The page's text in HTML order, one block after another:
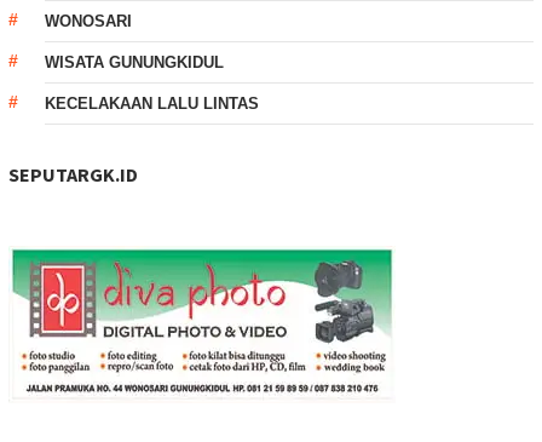
WONOSARI
WISATA GUNUNGKIDUL
KECELAKAAN LALU LINTAS
SEPUTARGK.ID